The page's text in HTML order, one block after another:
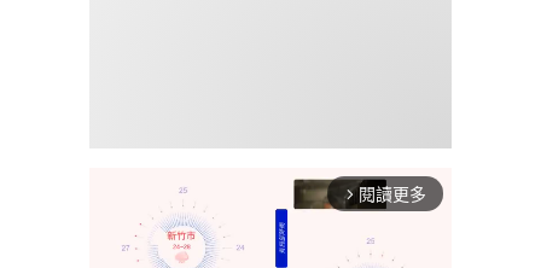
arrow_forward_ios 閱讀更多